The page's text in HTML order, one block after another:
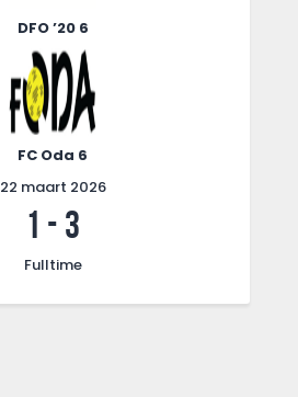
DFO ’20 6
FC Oda 6
22 maart 2026
1 - 3
Fulltime